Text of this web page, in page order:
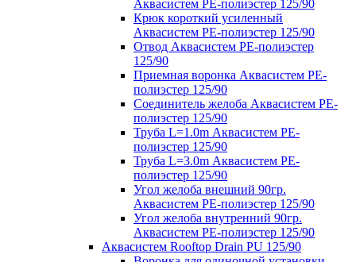
Аквасистем PE-полиэстер 125/90
Крюк короткий усиленный
Аквасистем PE-полиэстер 125/90
Отвод Аквасистем РЕ-полиэстер
125/90
Приемная воронка Аквасистем PE-
полиэстер 125/90
Соединитель желоба Аквасистем PE-
полиэстер 125/90
Труба L=1.0m Аквасистем PE-
полиэстер 125/90
Труба L=3.0m Аквасистем PE-
полиэстер 125/90
Угол желоба внешний 90гр.
Аквасистем PE-полиэстер 125/90
Угол желоба внутренний 90гр.
Аквасистем PE-полиэстер 125/90
Аквасистем Rooftop Drain PU 125/90